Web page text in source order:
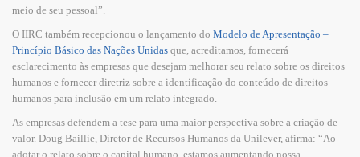
meio de seu pessoal”.
O IIRC também recepcionou o lançamento do Modelo de Apresentação –
Princípio Básico das Nações Unidas que, acreditamos, fornecerá
esclarecimento às empresas que desejam melhorar seu relato sobre os direitos
humanos e fornecer diretriz sobre a identificação do conteúdo de direitos
humanos para inclusão em um relato integrado.
As empresas defendem a tese para uma maior perspectiva sobre a criação de
valor. Doug Baillie, Diretor de Recursos Humanos da Unilever, afirma: “Ao
adotar o relato sobre o capital humano, estamos aumentando nossa